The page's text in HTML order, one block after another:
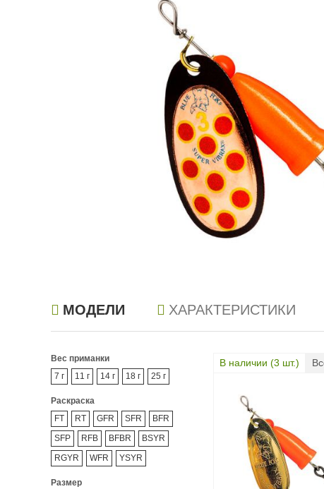
МОДЕЛИ ХАРАКТЕРИСТИКИ
Вес приманки
7 г
11 г 14 г 18 г 25 г
Раскраска
FT
RT GFR SFR
BFR
SFP
RFB BFBR
BSYR
RGYR
WFR YSYR
Размер
В наличии (3 шт.)